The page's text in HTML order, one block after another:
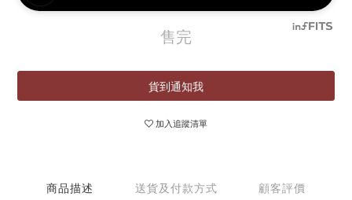
售完
貨到通知我
加入追蹤清單
商品描述 送貨及付款方式 顧客評價